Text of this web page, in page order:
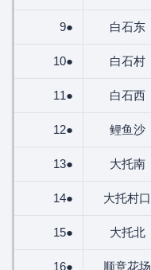
9● 白石东
10● 白石村
11● 白石西
12● 鲤鱼沙
13● 大托南
14● 大托村口
15● 大托北
16● 顺意花场